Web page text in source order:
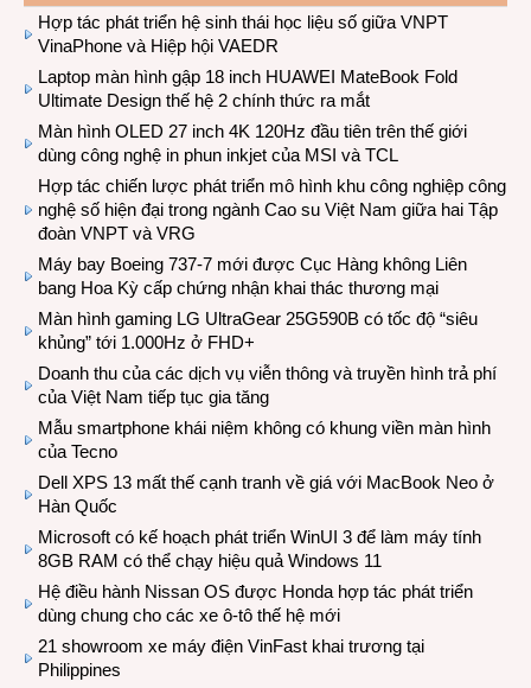
Hợp tác phát triển hệ sinh thái học liệu số giữa VNPT
VinaPhone và Hiệp hội VAEDR
Laptop màn hình gập 18 inch HUAWEI MateBook Fold
Ultimate Design thế hệ 2 chính thức ra mắt
Màn hình OLED 27 inch 4K 120Hz đầu tiên trên thế giới
dùng công nghệ in phun inkjet của MSI và TCL
Hợp tác chiến lược phát triển mô hình khu công nghiệp công
nghệ số hiện đại trong ngành Cao su Việt Nam giữa hai Tập
đoàn VNPT và VRG
Máy bay Boeing 737-7 mới được Cục Hàng không Liên
bang Hoa Kỳ cấp chứng nhận khai thác thương mại
Màn hình gaming LG UltraGear 25G590B có tốc độ “siêu
khủng” tới 1.000Hz ở FHD+
Doanh thu của các dịch vụ viễn thông và truyền hình trả phí
của Việt Nam tiếp tục gia tăng
Mẫu smartphone khái niệm không có khung viền màn hình
của Tecno
Dell XPS 13 mất thế cạnh tranh về giá với MacBook Neo ở
Hàn Quốc
Microsoft có kế hoạch phát triển WinUI 3 để làm máy tính
8GB RAM có thể chạy hiệu quả Windows 11
Hệ điều hành Nissan OS được Honda hợp tác phát triển
dùng chung cho các xe ô-tô thế hệ mới
21 showroom xe máy điện VinFast khai trương tại
Philippines